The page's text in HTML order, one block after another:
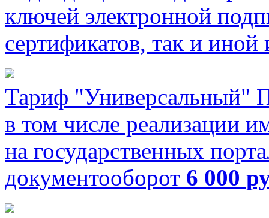
ключей электронной
сертификатов, так и
Тариф "Универсальный"
в том числе реализации
на государственных
документооборот 6 000